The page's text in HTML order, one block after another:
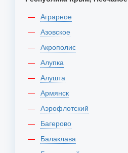
Аграрное
Азовское
Акрополис
Алупка
Алушта
Армянск
Аэрофлотский
Багерово
Балаклава